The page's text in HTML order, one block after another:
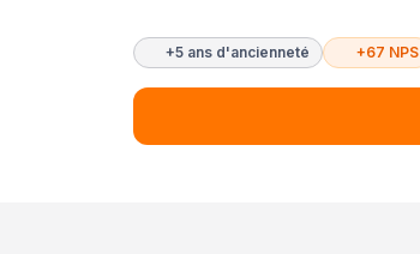
+5 ans d'ancienneté +67 NPS